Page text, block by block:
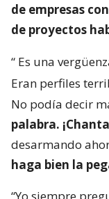
de empresas
de proyectos
“ Es una
Eran perfiles
No podía decir
palabra.
desarmando
haga bien la